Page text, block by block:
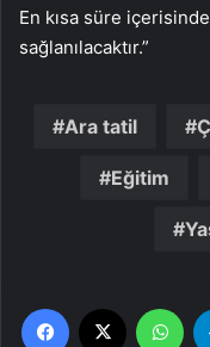
En kısa süre
sağlanılacaktır.”
Ara tatil
Eğitim
Facebook